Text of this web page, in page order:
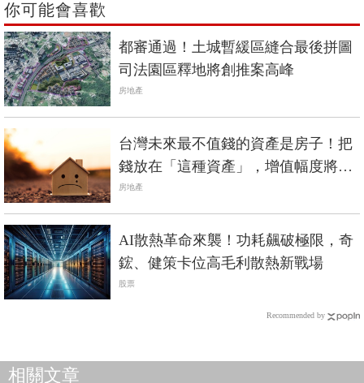
你可能會喜歡
都審通過！土城暫緩區縫合最後拼圖
司法園區釋地將創推案高峰
房地產
台灣未來最不值錢的資產是房子！把
錢放在「這種資產」，增值幅度將是
房子的1.5倍
房地產
AI散熱革命來襲！功耗飆破極限，奇
鋐、健策卡位高毛利散熱新戰場
股票
Recommended by
相關文章